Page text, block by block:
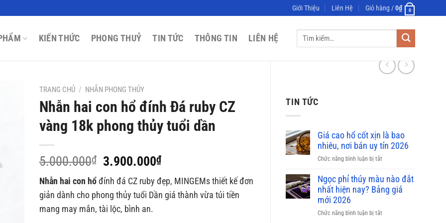
Giới Thiệu Liên Hệ Giỏ hàng /0₫ 0
KIẾN THỨC PHONG THUỶ TIN TỨC THÔNG TIN LIÊN HỆ
Tìm
TIN TỨC
Giá cao hổ cốt xịn là bao
nhiêu, nơi bán uy tín 2026
Chức năng bình luận bị tắt
cao
hổ
cốt
Ngọc phỉ thúy màu nào đắt
nhất hiện nay? Bảng giá
mới 2026
Chức năng bình luận bị tắt
TRANG CHỦ / NHẪN PHONG THỦY
Nhẫn hai con hổ đính Đá ruby CZ
vàng 18k phong thủy tuổi dần
5.000.000₫ Giá
gốc
là:
5.000.000₫.
3.900.000₫Giá
tại
là:
Nhẫn hai con hổđính đá CZ ruby đẹp, MINGEMs thiết kế đơn
giản dành cho phong thủy tuổi Dần giá thành vừa túi tiền
mang may mắn, tài lộc, bình an.